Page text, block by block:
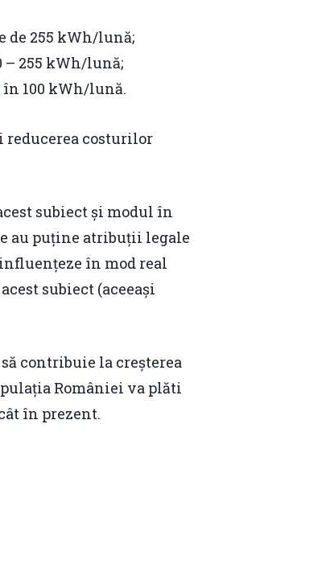
de 255 kWh/lună;
– 255 kWh/lună;
în 100 kWh/lună.
reducerea costurilor
subiect și modul în
au puține atribuții legale
în mod real
subiect (aceeași
contribuie la creșterea
României va plăti
în prezent.